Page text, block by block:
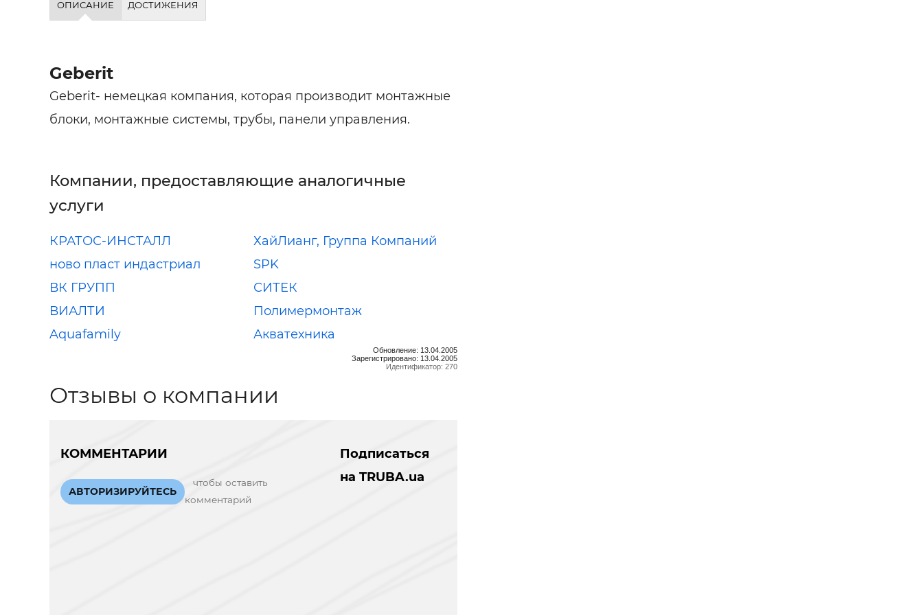
ОПИСАНИЕ ДОСТИЖЕНИЯ
Geberit
Geberit- немецкая компания, которая производит монтажные
блоки, монтажные системы, трубы, панели управления.
Компании, предоставляющие аналогичные
услуги
КРАТОС-ИНСТАЛЛ
ХайЛианг, Группа Компаний
ново пласт индастриал
SPK
ВК ГРУПП
СИТЕК
ВИАЛТИ
Полимермонтаж
Aquafamily
Акватехника
Обновление: 13.04.2005
Зарегистрировано: 13.04.2005
Идентификатор: 270
Отзывы о компании
КОММЕНТАРИИ
АВТОРИЗИРУЙТЕСЬ
чтобы оставить
комментарий
Подписаться
на TRUBA.ua